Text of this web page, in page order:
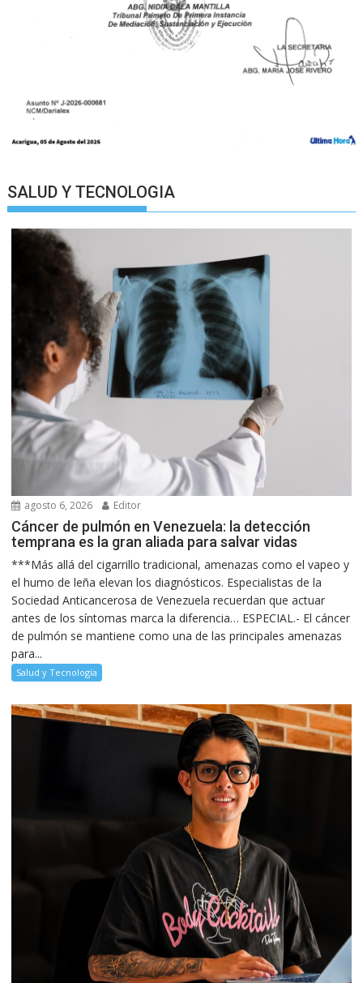
SALUD Y TECNOLOGIA
agosto 6, 2026 Editor
Cáncer de pulmón en Venezuela: la detección
temprana es la gran aliada para salvar vidas
***Más allá del cigarrillo tradicional, amenazas como el vapeo y
el humo de leña elevan los diagnósticos. Especialistas de la
Sociedad Anticancerosa de Venezuela recuerdan que actuar
antes de los síntomas marca la diferencia… ESPECIAL.- El cáncer
de pulmón se mantiene como una de las principales amenazas
para...
Salud y Tecnología